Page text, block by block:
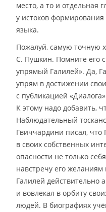
место, а то и отдельная
у истоков формирования
языка.
Пожалуй, самую точную
С. Пушкин. Помните его
упрямый Галилей». Да,
упрям в достижении
с публикацией
К этому надо добавить,
Наблюдательный
Гвиччардини писал, что
в своих собственных
опасности не только
навстречу его желаниям
Галилей действительно
и вовлекал в орбиту
людей. В биографиях